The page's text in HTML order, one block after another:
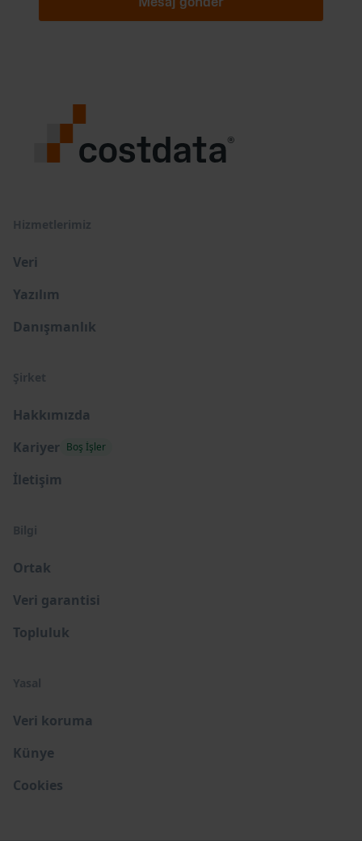
Hizmetlerimiz
Veri
Yazılım
Danışmanlık
Şirket
Hakkımızda
Kariyer Boş İşler
İletişim
Bilgi
Ortak
Veri garantisi
Topluluk
Yasal
Veri koruma
Künye
Cookies